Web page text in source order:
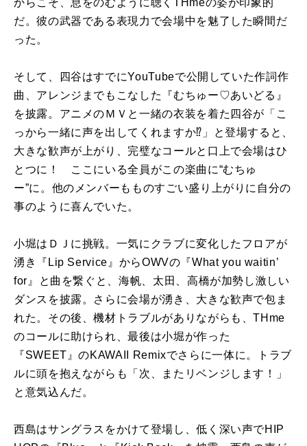
だ。彼の武器である表現力で会場中を魅了した瞬間だ
った。
そして、四谷はすでにYouTubeで公開していた作詞作
曲、アレンジまでもこなした『むちゅー♡あいどる』
を披露。アニメのＭＶと一緒の衣装を着た四谷が「こ
っから一緒に声を出してくれますか⁉」と登場すると、
大きな歓声が上がり、完璧なコールと口上で会場はひ
とつに！ ここにいる全員がこの楽曲に“むちゅ
ー”に。他のメンバーもものすごい盛り上がりに自分の
事のように喜んでいた。
小堀はＤＪに挑戦。一気にクラブに変化したフロアが
湧き『Lip Service』からOWVの『What you waitin’
for』と曲を繋ぐと、海帆、太田、高橋が加勢し激しい
ダンスを披露。さらに会場が湧き、大きな歓声で包ま
れた。その後、機材トラブルがありながらも、THme
のコールに助けられ、最後は小堀が作った
『SWEET』のKAWAII Remixでさらに一体に。トラブ
ルに頭を抱えながらも「次、またリベンジします！」
と意気込んだ。
西島はサングラスをかけて登場し、低く深い声でHIP